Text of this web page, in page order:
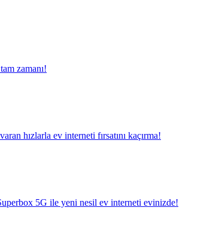
zamanı!
hızlarla ev interneti fırsatını kaçırma!
5G ile yeni nesil ev interneti evinizde!